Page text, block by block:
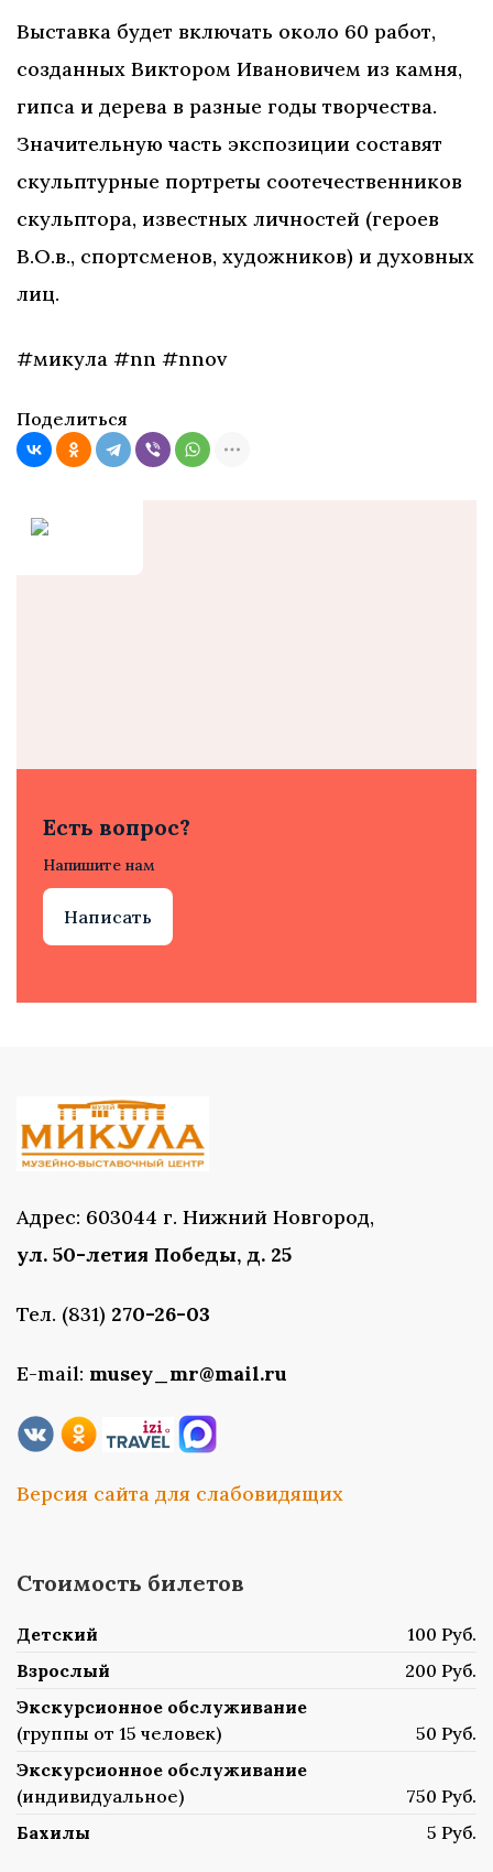
Выставка будет включать около 60 работ,
созданных Виктором Ивановичем из камня,
гипса и дерева в разные годы творчества.
Значительную часть экспозиции составят
скульптурные портреты соотечественников
скульптора, известных личностей (героев
В.О.в., спортсменов, художников) и духовных
лиц.
#микула #nn #nnov
Поделиться
Есть вопрос?
Напишите нам
Написать
Адрес: 603044 г. Нижний Новгород,
ул. 50-летия Победы, д. 25
Тел. (831) 270-26-03
E-mail: musey_mr@mail.ru
Версия сайта для слабовидящих
Стоимость билетов
Детский
100 Руб.
Взрослый
200 Руб.
Экскурсионное обслуживание
(группы от 15 человек)
50 Руб.
Экскурсионное обслуживание
(индивидуальное)
750 Руб.
Бахилы
5 Руб.